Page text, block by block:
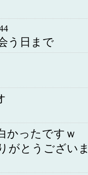
う日まで
かったですｗ
がとうござい